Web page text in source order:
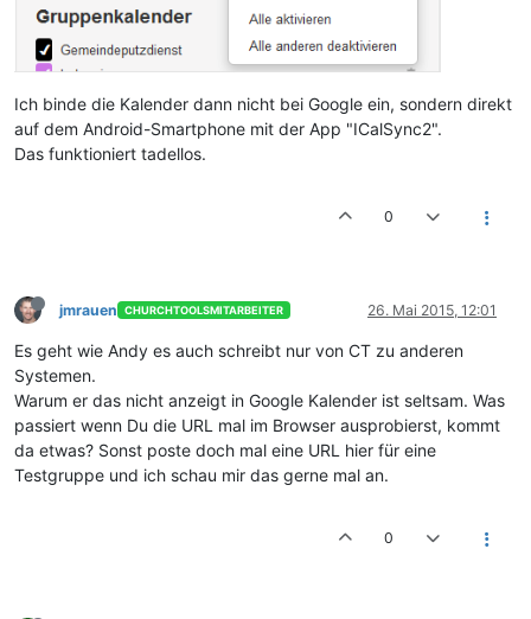
Ich binde die Kalender dann nicht bei Google ein, sondern direkt
auf dem Android-Smartphone mit der App "ICalSync2".
Das funktioniert tadellos.
0
jmrauen CHURCHTOOLSMITARBEITER 26. Mai 2015, 12:01
Es geht wie Andy es auch schreibt nur von CT zu anderen
Systemen.
Warum er das nicht anzeigt in Google Kalender ist seltsam. Was
passiert wenn Du die URL mal im Browser ausprobierst, kommt
da etwas? Sonst poste doch mal eine URL hier für eine
Testgruppe und ich schau mir das gerne mal an.
0